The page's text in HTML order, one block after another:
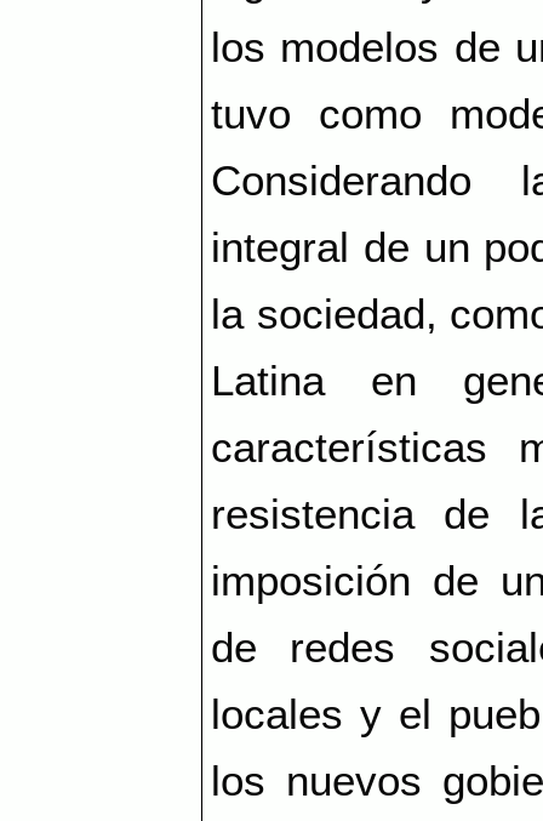
los modelos de
tuvo como
integral de un
la sociedad,
Latina en
características
resistencia de
imposición de
de redes
locales y el
los nuevos